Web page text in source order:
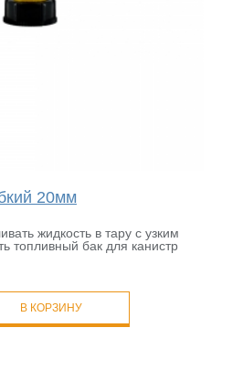
20мм
жидкость в тару с узким
топливный бак для канистр
В КОРЗИНУ